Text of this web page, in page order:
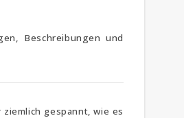
Beschreibungen und
gespannt, wie es